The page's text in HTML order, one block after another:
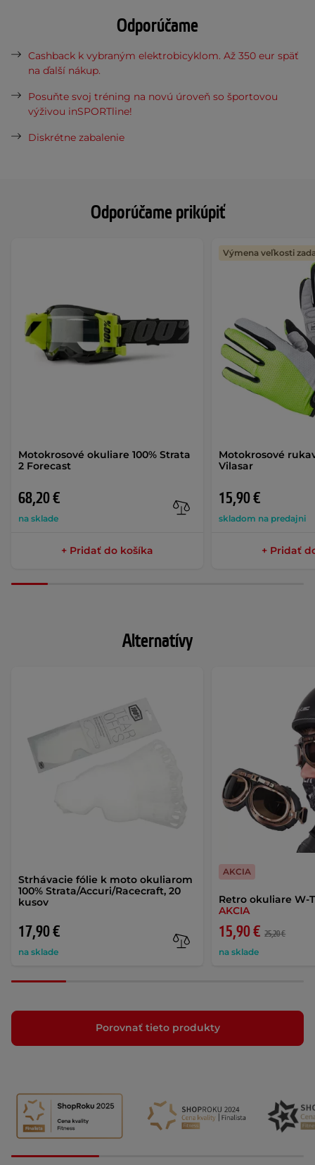
Odporúčame prikúpiť
Motokrosové okuliare 100% Strata
2 Forecast
68,20 €
na sklade
+ Pridať do košíka
Motokrosové
Vilasar
15,90 €
skladom na predajni
Výmena veľkosti
+ Pridať
Odporúčame
Cashback k vybraným elektrobicyklom. Až 350 eur späť
na ďalší nákup.
Posuňte svoj tréning na novú úroveň so športovou
výživou inSPORTline!
Diskrétne zabalenie
Alternatívy
Strhávacie fólie k moto okuliarom
100% Strata/Accuri/Racecraft, 20
kusov
17,90 €
na sklade
Retro okuliare W-
AKCIA
15,90 € 25,20 €
na sklade
AKCIA
Porovnať tieto produkty